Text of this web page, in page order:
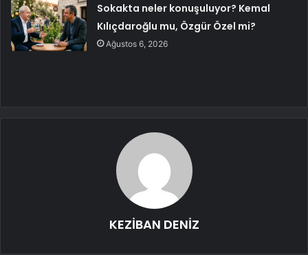
Sokakta neler konuşuluyor? Kemal
Kılıçdaroğlu mu, Özgür Özel mi?
Ağustos 6, 2026
KEZİBAN DENİZ